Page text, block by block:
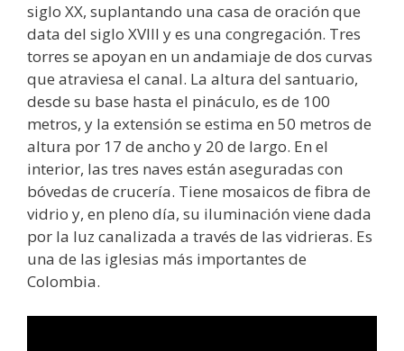
siglo XX, suplantando una casa de oración que
data del siglo XVIII y es una congregación. Tres
torres se apoyan en un andamiaje de dos curvas
que atraviesa el canal. La altura del santuario,
desde su base hasta el pináculo, es de 100
metros, y la extensión se estima en 50 metros de
altura por 17 de ancho y 20 de largo. En el
interior, las tres naves están aseguradas con
bóvedas de crucería. Tiene mosaicos de fibra de
vidrio y, en pleno día, su iluminación viene dada
por la luz canalizada a través de las vidrieras. Es
una de las iglesias más importantes de
Colombia.